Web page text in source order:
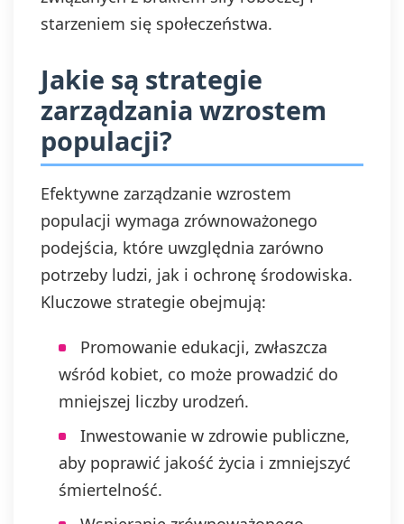
starzeniem się społeczeństwa.
Jakie są strategie
zarządzania wzrostem
populacji?
Efektywne zarządzanie wzrostem
populacji wymaga zrównoważonego
podejścia, które uwzględnia zarówno
potrzeby ludzi, jak i ochronę środowiska.
Kluczowe strategie obejmują:
Promowanie edukacji, zwłaszcza
wśród kobiet, co może prowadzić do
mniejszej liczby urodzeń.
Inwestowanie w zdrowie publiczne,
aby poprawić jakość życia i zmniejszyć
śmiertelność.